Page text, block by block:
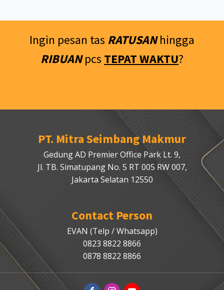
Ingin pesan tas RATUSANhingga
RIBUANpcs TEPAT WAKTU?
PT. Mitra Seimbang Makmur
Gedung AD Premier Office Park Lt. 9,
Jl. TB. Simatupang No. 5 RT 005 RW 007,
Jakarta Selatan 12550
Contact Person
EVAN (Telp / Whatsapp)
0823 8822 8866
0878 8822 8866